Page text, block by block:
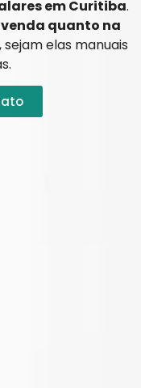
em Curitiba.
venda quanto na
sejam elas manuais